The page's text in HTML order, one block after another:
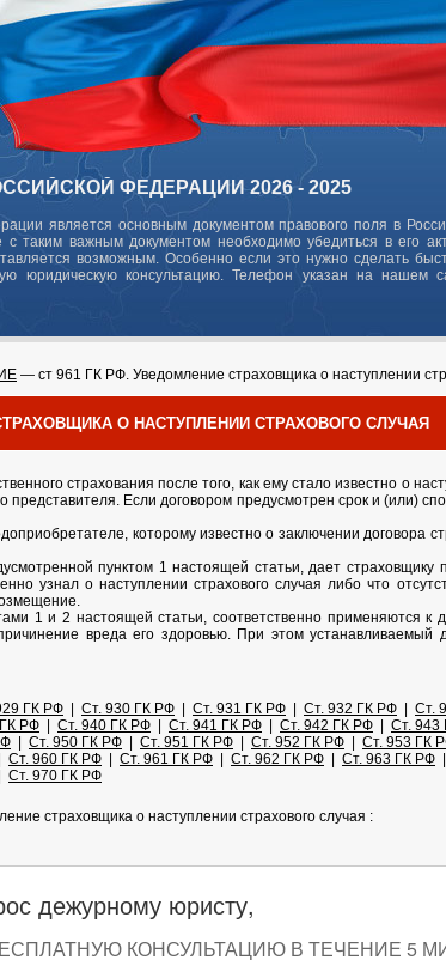
ФЕДЕРАЦИИ 2026 - 2025
является основным документом правового поля в
таким важным документом необходимо убедиться в его
возможным. Особенно если это нужно сделать
юридическую консультацию. Телефон указан на нашем
— ст 961 ГК РФ. Уведомление страховщика о наступлении
О НАСТУПЛЕНИИ СТРАХОВОГО СЛУЧАЯ
страхования после того, как ему стало известно о
представителя. Если договором предусмотрен срок и (или)
которому известно о заключении договора
пунктом 1 настоящей статьи, дает
узнал о наступлении страхового случая либо что
1 и 2 настоящей статьи, соответственно применяются к
вреда его здоровью. При этом
ГК РФ Ст. 930 ГК РФ Ст. 931 ГК РФ Ст. 932 ГК РФ Ст.
РФ Ст. 940 ГК РФ Ст. 941 ГК РФ Ст. 942 ГК РФ Ст. 943
Ст. 950 ГК РФ Ст. 951 ГК РФ Ст. 952 ГК РФ Ст. 953 ГК
Ст. 960 ГК РФ Ст. 961 ГК РФ Ст. 962 ГК РФ Ст. 963 ГК РФ
Ст. 970 ГК РФ
страховщика о наступлении страхового случая :
дежурному юристу,
КОНСУЛЬТАЦИЮ В ТЕЧЕНИЕ 5